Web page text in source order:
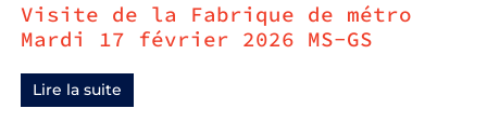
Visite de la Fabrique de métro
Mardi 17 février 2026 MS-GS
Lire la suite